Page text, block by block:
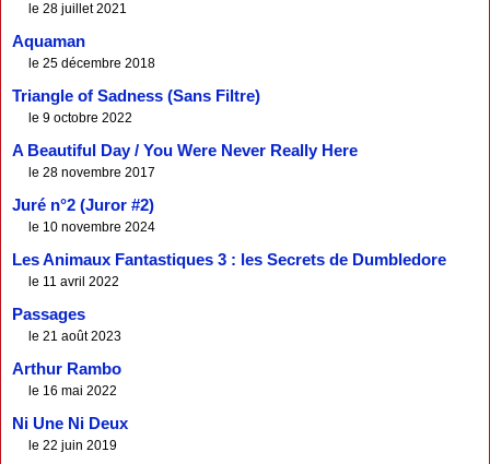
le 28 juillet 2021
Aquaman
le 25 décembre 2018
Triangle of Sadness (Sans Filtre)
le 9 octobre 2022
A Beautiful Day / You Were Never Really Here
le 28 novembre 2017
Juré n°2 (Juror #2)
le 10 novembre 2024
Les Animaux Fantastiques 3 : les Secrets de Dumbledore
le 11 avril 2022
Passages
le 21 août 2023
Arthur Rambo
le 16 mai 2022
Ni Une Ni Deux
le 22 juin 2019